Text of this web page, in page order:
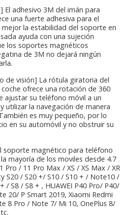
El adhesivo 3M del imán para
una fuerte adhesiva para el
la estabilidad del soporte en
ayuda con una sujeción
los soportes magnéticos
de 3M no dejará ningún
de visión] La rótula giratoria del
ofrece una rotación de 360
ajustar su teléfono móvil a un
utilizar la navegación de manera
es muy pequeño, por lo
en su automóvil y no obstruir su
soporte magnético para teléfono
mayoría de los moviles desde 4.7
Pro / 11 Pro Max / XS / XS Max / XR
S20 / S20 +/ S10 / S10 + / Note10 /
/ S8 / S8 + , HUAWEI P40 Pro/ P40/
20/ P Smart 2019, Xiaomi Redmi
8 Pro / Note 7/ Mi 10, OnePlus 8/